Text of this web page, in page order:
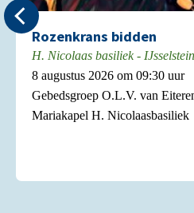
Rozenkrans bidden
H. Nicolaas basiliek - IJsselstein
8 augustus 2026 om 09:30 uur
Gebedsgroep O.L.V. van
Mariakapel H. Nicolaasbasiliek